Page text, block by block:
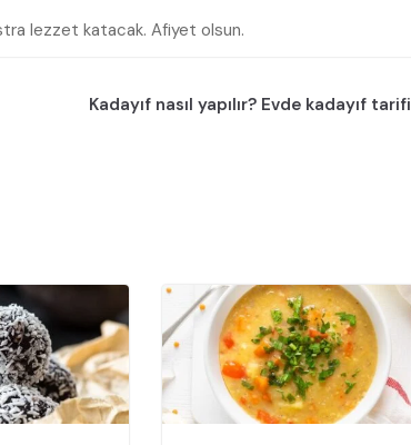
lezzet katacak. Afiyet olsun.
Kadayıf nasıl yapılır? Evde kadayıf tarifi